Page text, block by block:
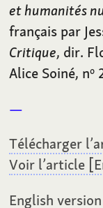
et humanités
français par
Critique, dir.
Alice Soiné, no
Télécharger
Voir l’article
English